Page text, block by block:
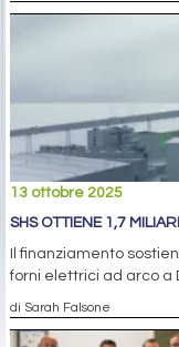
13 ottobre 2025
SHS OTTIENE 1,7
Il finanziamento
forni elettrici ad arco a
di Sarah Falsone